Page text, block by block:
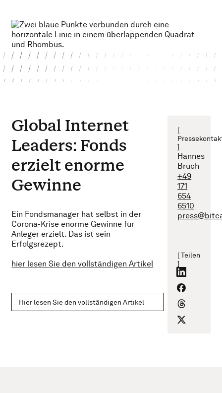
Global Internet
Leaders: Fonds
erzielt enorme
Gewinne
Ein Fondsmanager hat selbst in der
Corona-Krise enorme Gewinne für
Anleger erzielt. Das ist sein
Erfolgsrezept.
hier lesen Sie den vollständigen Artikel
Hier lesen Sie den vollständigen Artikel
[
]
Hannes
Bruch
+49
171
654
6510
[ Teilen
]